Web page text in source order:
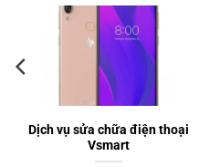
Dịch vụ sửa chữa điện thoại
Vsmart